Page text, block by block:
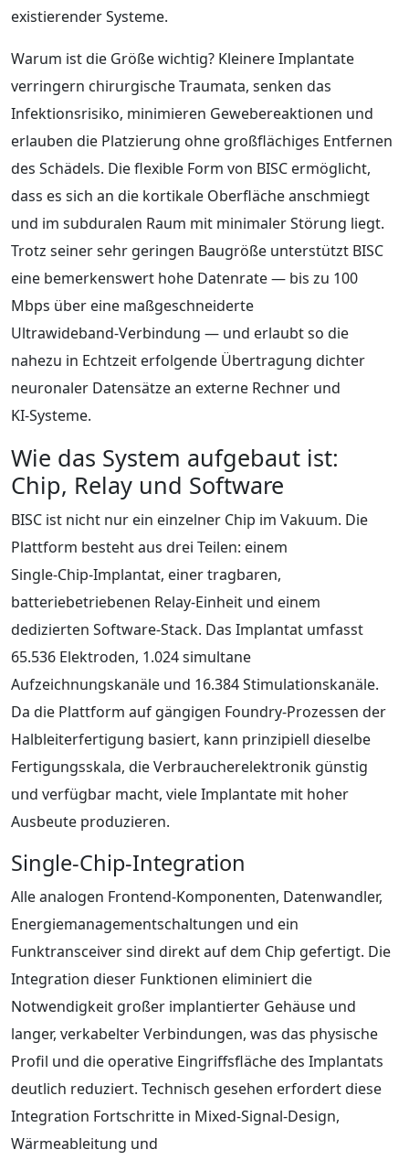
existierender Systeme.
Warum ist die Größe wichtig? Kleinere Implantate
verringern chirurgische Traumata, senken das
Infektionsrisiko, minimieren Gewebereaktionen und
erlauben die Platzierung ohne großflächiges Entfernen
des Schädels. Die flexible Form von BISC ermöglicht,
dass es sich an die kortikale Oberfläche anschmiegt
und im subduralen Raum mit minimaler Störung liegt.
Trotz seiner sehr geringen Baugröße unterstützt BISC
eine bemerkenswert hohe Datenrate — bis zu 100
Mbps über eine maßgeschneiderte
Ultrawideband‑Verbindung — und erlaubt so die
nahezu in Echtzeit erfolgende Übertragung dichter
neuronaler Datensätze an externe Rechner und
KI‑Systeme.
Wie das System aufgebaut ist:
Chip, Relay und Software
BISC ist nicht nur ein einzelner Chip im Vakuum. Die
Plattform besteht aus drei Teilen: einem
Single‑Chip‑Implantat, einer tragbaren,
batteriebetriebenen Relay‑Einheit und einem
dedizierten Software‑Stack. Das Implantat umfasst
65.536 Elektroden, 1.024 simultane
Aufzeichnungskanäle und 16.384 Stimulationskanäle.
Da die Plattform auf gängigen Foundry‑Prozessen der
Halbleiterfertigung basiert, kann prinzipiell dieselbe
Fertigungsskala, die Verbraucherelektronik günstig
und verfügbar macht, viele Implantate mit hoher
Ausbeute produzieren.
Single‑Chip‑Integration
Alle analogen Frontend‑Komponenten, Datenwandler,
Energiemanagementschaltungen und ein
Funktransceiver sind direkt auf dem Chip gefertigt. Die
Integration dieser Funktionen eliminiert die
Notwendigkeit großer implantierter Gehäuse und
langer, verkabelter Verbindungen, was das physische
Profil und die operative Eingriffsfläche des Implantats
deutlich reduziert. Technisch gesehen erfordert diese
Integration Fortschritte in Mixed‑Signal‑Design,
Wärmeableitung und